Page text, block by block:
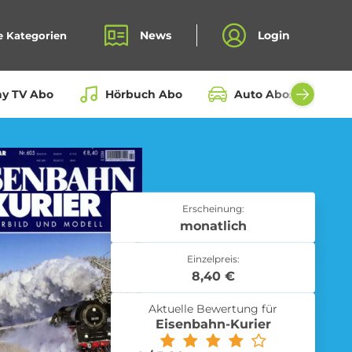
Kategorien News Login
TV Abo Hörbuch Abo Auto Abos aller
Fahrrad Abo
Erscheinung:
monatlich
Einzelpreis:
8,40 €
Aktuelle Bewertung für
Eisenbahn-Kurier